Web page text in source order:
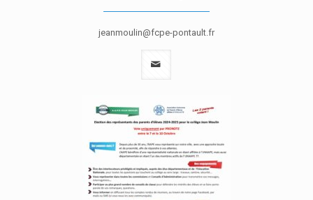
jeanmoulin@fcpe-pontault.fr